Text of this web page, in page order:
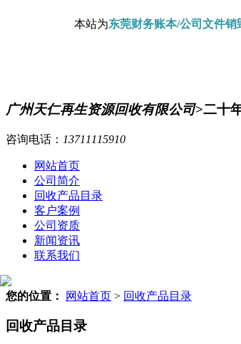
本站为东莞财务账本/公司文件销
广州天仁再生资源回收有限公司>二十
咨询电话： 13711115910
网站首页
公司简介
回收产品目录
客户案例
公司资质
新闻资讯
联系我们
您的位置： 网站首页 > 回收产品目录
回收产品目录